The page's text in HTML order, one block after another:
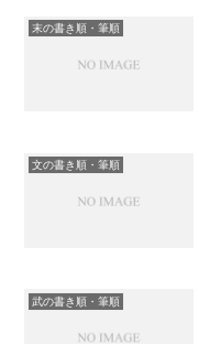
末の書き順・筆順
文の書き順・筆順
武の書き順・筆順